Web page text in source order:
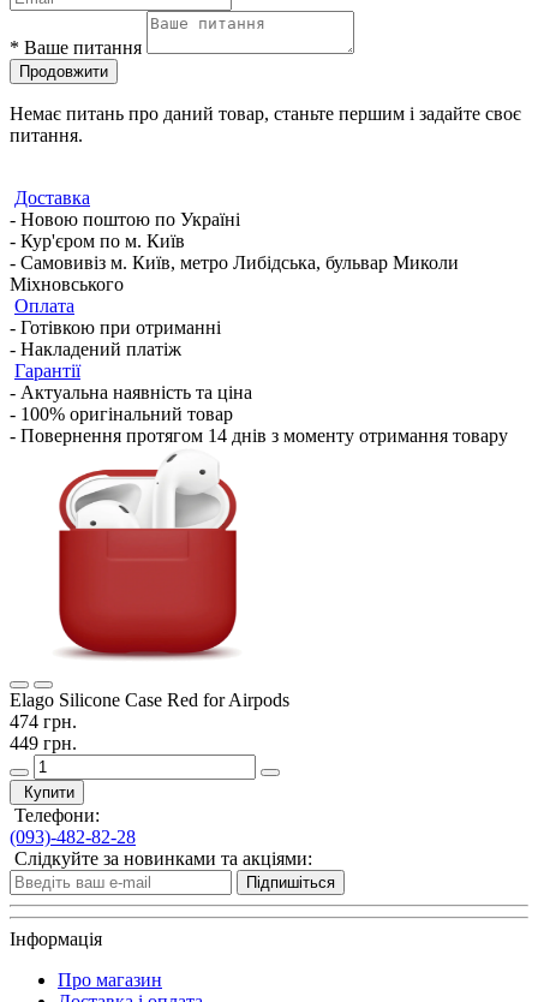
* Ваше питання
Продовжити
Немає питань про даний товар, станьте першим і задайте своє
питання.
Доставка
- Новою поштою по Україні
- Кур'єром по м. Київ
- Самовивіз м. Київ, метро Либідська, бульвар Миколи
Міхновського
Оплата
- Готівкою при отриманні
- Накладений платіж
Гарантії
- Актуальна наявність та ціна
- 100% оригінальний товар
- Повернення протягом 14 днів з моменту отримання товару
Elago Silicone Case Red for Airpods
474 грн.
449 грн.
Купити
Телефони:
(093)-482-82-28
Слідкуйте за новинками та акціями:
Підпишіться
Інформація
Про магазин